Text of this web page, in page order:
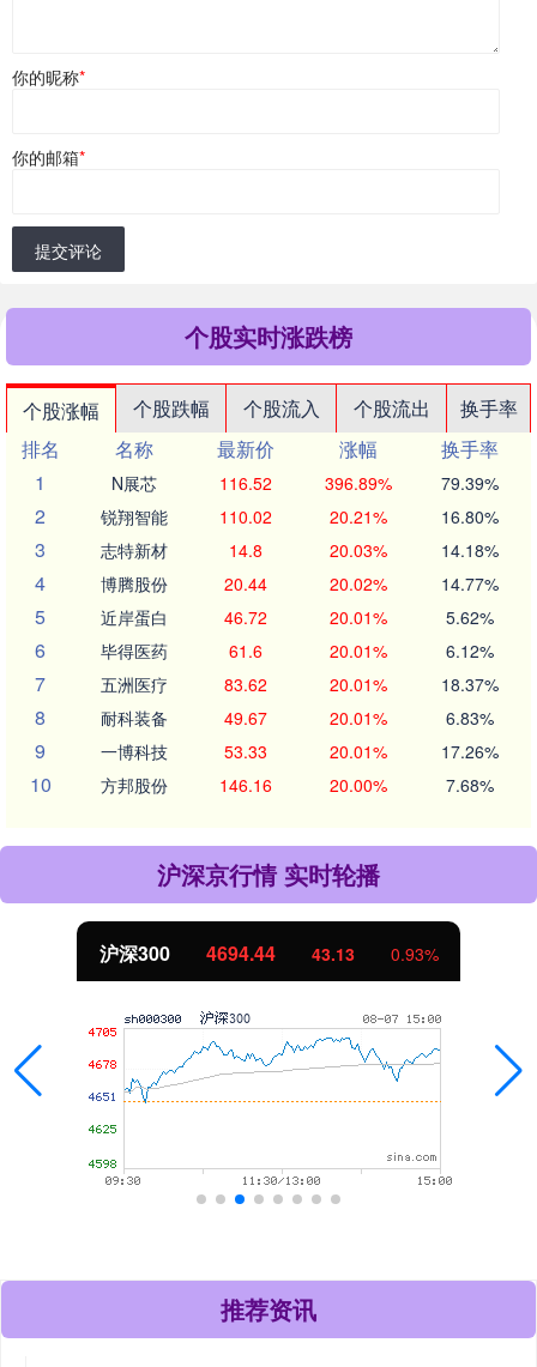
你的昵称*
你的邮箱*
提交评论
个股实时涨跌榜
个股涨幅 个股跌幅 个股流入 个股流出
换手率
排名
名称 最新价 涨幅
换手率
1
N展芯 116.52 396.89% 79.39%
2 锐翔智能 110.02 20.21% 16.80%
3 志特新材 14.8 20.03% 14.18%
4 博腾股份 20.44 20.02% 14.77%
5 近岸蛋白 46.72 20.01% 5.62%
6 毕得医药 61.6 20.01% 6.12%
7 五洲医疗 83.62 20.01% 18.37%
8 耐科装备 49.67 20.01% 6.83%
9 一博科技 53.33 20.01% 17.26%
10 方邦股份 146.16 20.00% 7.68%
沪深京行情 实时轮播
沪深300 4694.44 43.13 0.93%
推荐资讯